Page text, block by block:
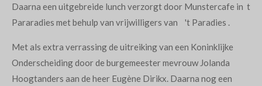
Daarna een uitgebreide lunch verzorgt door Munstercafe in t
Pararadies met behulp van vrijwilligers van 't Paradies .
Met als extra verrassing de uitreiking van een Koninklijke
Onderscheiding door de burgemeester mevrouw Jolanda
Hoogtanders aan de heer Eugène Dirikx. Daarna nog een